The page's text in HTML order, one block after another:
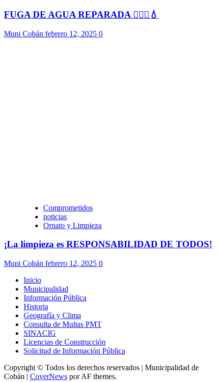
FUGA DE AGUA REPARADA 👷🏻‍♂️💧
Muni Cobán febrero 12, 2025 0
Comprometidos
noticias
Ornato y Limpieza
¡La limpieza es RESPONSABILIDAD DE TODOS!
Muni Cobán febrero 12, 2025 0
Inicio
Municipalidad
Información Pública
Historia
Geografía y Clima
Consulta de Multas PMT
SINACIG
Licencias de Construcción
Solicitud de Información Pública
Copyright © Todos los derechos reservados | Municipalidad de
Cobán | CoverNews por AF themes.